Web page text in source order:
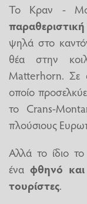
Το Κραν -
ψηλά στο
θέα στην
Matterhorn. Σε
οποίο
το Crans-
πλούσιους
Αλλά το ίδιο
έναφθηνό
τουρίστες.